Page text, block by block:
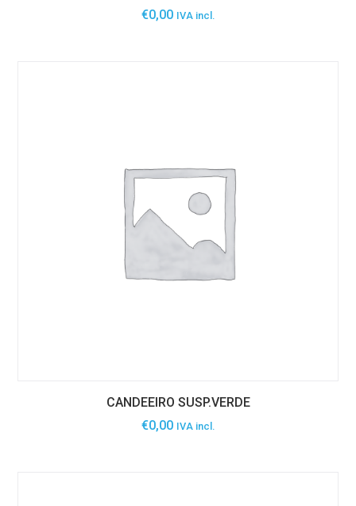
€0,00 IVA incl.
CANDEEIRO SUSP.VERDE
€0,00 IVA incl.